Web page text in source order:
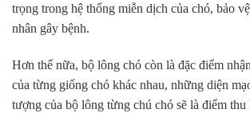
trọng trong hệ thống miễn dịch của chó, bảo
nhân gây bệnh.
Hơn thế nữa, bộ lông chó còn là đặc điểm
của từng giống chó khác nhau, những diện
tượng của bộ lông từng chú chó sẽ là điểm thu